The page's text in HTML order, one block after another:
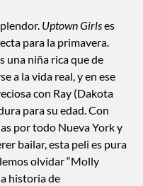
Uptown Girlses
para la primavera.
una niña rica que de
a la vida real, y en ese
con Ray (Dakota
para su edad. Con
por todo Nueva York y
bailar, esta peli es pura
olvidar “Molly
historia de